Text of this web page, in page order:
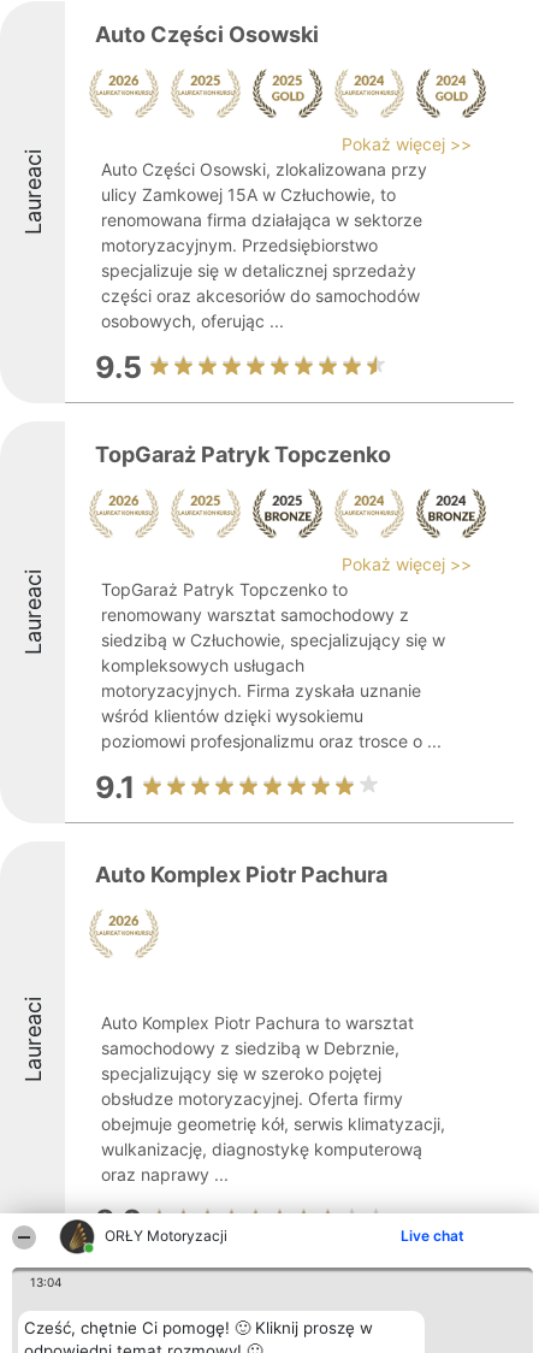
ORŁY Motoryzacji Live chat
13:04
Cześć, chętnie Ci pomogę! 🙂 Kliknij proszę w
Laureaci
Auto Części Osowski
Pokaż więcej >>
Auto Części Osowski, zlokalizowana przy
ulicy Zamkowej 15A w Człuchowie, to
renomowana firma działająca w sektorze
motoryzacyjnym. Przedsiębiorstwo
specjalizuje się w detalicznej sprzedaży
części oraz akcesoriów do samochodów
osobowych, oferując ...
9.5
Laureaci
TopGaraż Patryk Topczenko
Pokaż więcej >>
TopGaraż Patryk Topczenko to
renomowany warsztat samochodowy z
siedzibą w Człuchowie, specjalizujący się w
kompleksowych usługach
motoryzacyjnych. Firma zyskała uznanie
wśród klientów dzięki wysokiemu
poziomowi profesjonalizmu oraz trosce o ...
9.1
Laureaci
Auto Komplex Piotr Pachura
Auto Komplex Piotr Pachura to warsztat
samochodowy z siedzibą w Debrznie,
specjalizujący się w szeroko pojętej
obsłudze motoryzacyjnej. Oferta firmy
obejmuje geometrię kół, serwis klimatyzacji,
wulkanizację, diagnostykę komputerową
oraz naprawy ...
8.2
W.B Auto Serwis